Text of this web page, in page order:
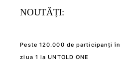
NOUTĂȚI:
Peste 120.000 de participanți în
ziua 1 la UNTOLD ONE